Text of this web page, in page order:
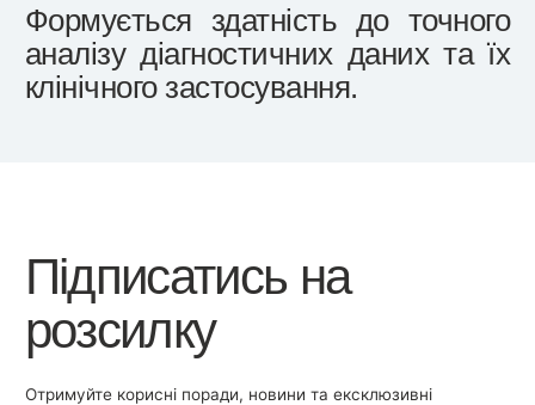
Формується здатність до точного
аналізу діагностичних даних та їх
клінічного застосування.
Підписатись на
розсилку
Отримуйте корисні поради, новини та ексклюзивні